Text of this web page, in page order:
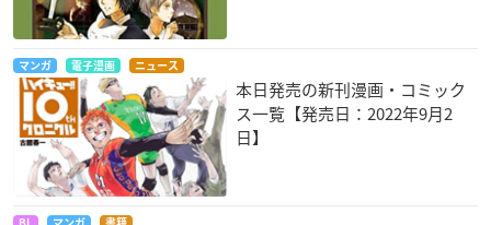
マンガ 電子漫画 ニュース
本日発売の新刊漫画・コミック
ス一覧【発売日：2022年9月2
日】